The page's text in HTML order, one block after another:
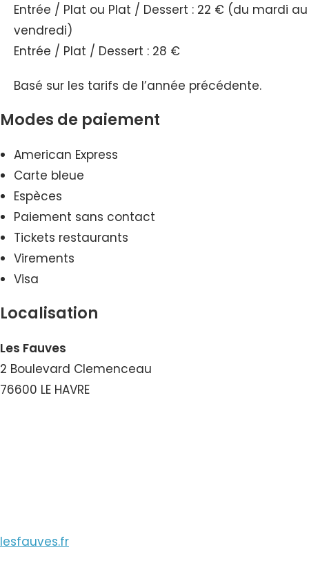
Entrée / Plat ou Plat / Dessert : 22 € (du mardi au
vendredi)
Entrée / Plat / Dessert : 28 €
Basé sur les tarifs de l’année précédente.
Modes de paiement
American Express
Carte bleue
Espèces
Paiement sans contact
Tickets restaurants
Virements
Visa
Localisation
Les Fauves
2 Boulevard Clemenceau
76600 LE HAVRE
lesfauves.fr